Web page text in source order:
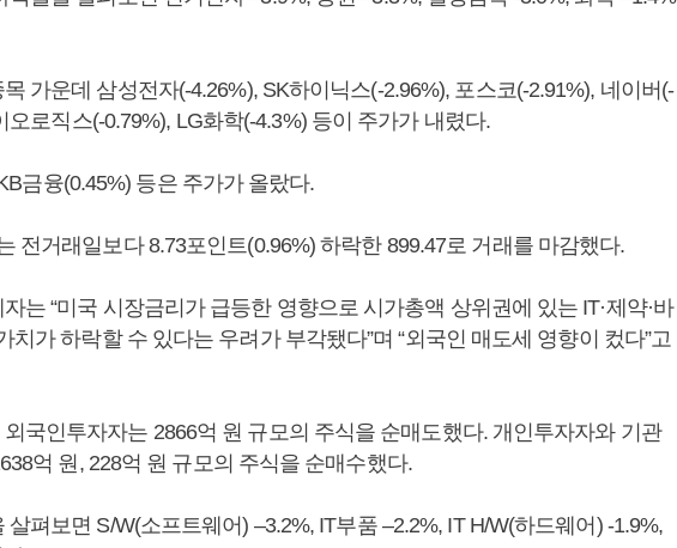
가운데 삼성전자(-4.26%), SK하이닉스(-2.96%), 포스코(-2.91%), 네이버(-
오로직스(-0.79%), LG화학(-4.3%) 등이 주가가 내렸다.
금융(0.45%) 등은 주가가 올랐다.
전거래일보다 8.73포인트(0.96%) 하락한 899.47로 거래를 마감했다.
는 “미국 시장금리가 급등한 영향으로 시가총액 상위권에 있는 IT·제약·바
가 하락할 수 있다는 우려가 부각됐다”며 “외국인 매도세 영향이 컸다”고
국인투자자는 2866억 원 규모의 주식을 순매도했다. 개인투자자와 기관
억 원, 228억 원 규모의 주식을 순매수했다.
펴보면 S/W(소프트웨어) –3.2%, IT부품 –2.2%, IT H/W(하드웨어) -1.9%,